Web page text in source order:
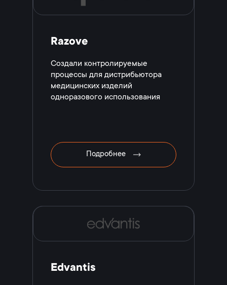
Razove
Создали контролируемые
процессы для дистрибьютора
медицинских изделий
одноразового использования
Подробнее
Edvantis